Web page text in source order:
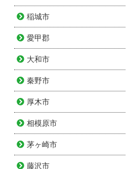
稲城市
愛甲郡
大和市
秦野市
厚木市
相模原市
茅ヶ崎市
藤沢市